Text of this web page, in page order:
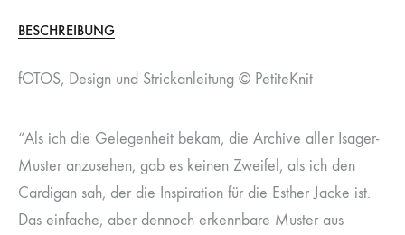
BESCHREIBUNG
fOTOS, Design und Strickanleitung © PetiteKnit
“Als ich die Gelegenheit bekam, die Archive aller Isager-
Muster anzusehen, gab es keinen Zweifel, als ich den
Cardigan sah, der die Inspiration für die Esther Jacke ist.
Das einfache, aber dennoch erkennbare Muster aus